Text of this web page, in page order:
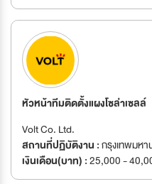
หัวหน้าทีมติดตั้งแผงโซล่าเซลล์
Volt Co. Ltd.
สถานที่ปฏิบัติงาน :กรุงเทพมห
เงินเดือน(บาท) :25,000 -